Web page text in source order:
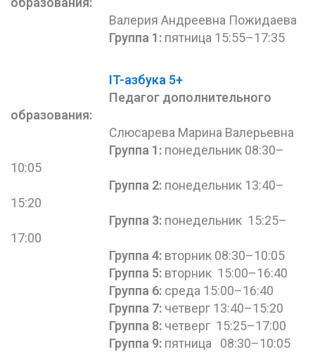
Валерия Андреевна Пожидаева
Группа 1: пятница 15:55–17:35
IT-азбука 5+
Педагог дополнительного
образования:
Слюсарева Марина Валерьевна
Группа 1: понедельник 08:30–
10:05
Группа 2: понедельник 13:40–
15:20
Группа 3: понедельник 15:25–
17:00
Группа 4: вторник 08:30–10:05
Группа 5: вторник 15:00–16:40
Группа 6: среда 15:00–16:40
Группа 7: четверг 13:40–15:20
Группа 8: четверг 15:25–17:00
Группа 9: пятница 08:30–10:05